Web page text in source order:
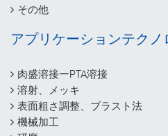
その他
アプリケーションテクノ
肉盛溶接ーPTA溶接
溶射、メッキ
表面粗さ調整、ブラスト法
機械加工